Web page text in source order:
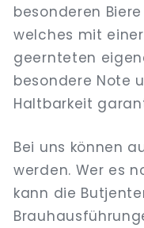
besonderen
welches mit
geernteten
besondere Note
Haltbarkeit
Bei uns können
werden. Wer es
kann die